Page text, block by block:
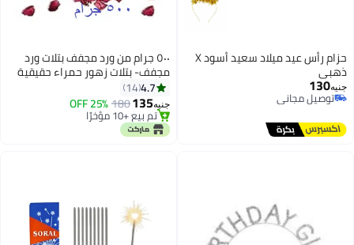
حزام رأس عيد ميلاد سعيد أسود X
ذهبي
جنيه130
توصيل مجاني
توصيل مجاني
٥٠٠ جرام من ورد مجفف بتلات ورد
مجفف- بتلات زهور حمراء حقيقية
لعيد الحب، الحفلات، الديكور، للزفاف
والحفلات والديكور والمنتجعات
الصحية وغسيل القدم واستخدامات
اخري كثيرة
4.7
14
جنيه135
180
25% OFF
تم بيع +10 مؤخرًا
تم بيع +10 مؤخرًا